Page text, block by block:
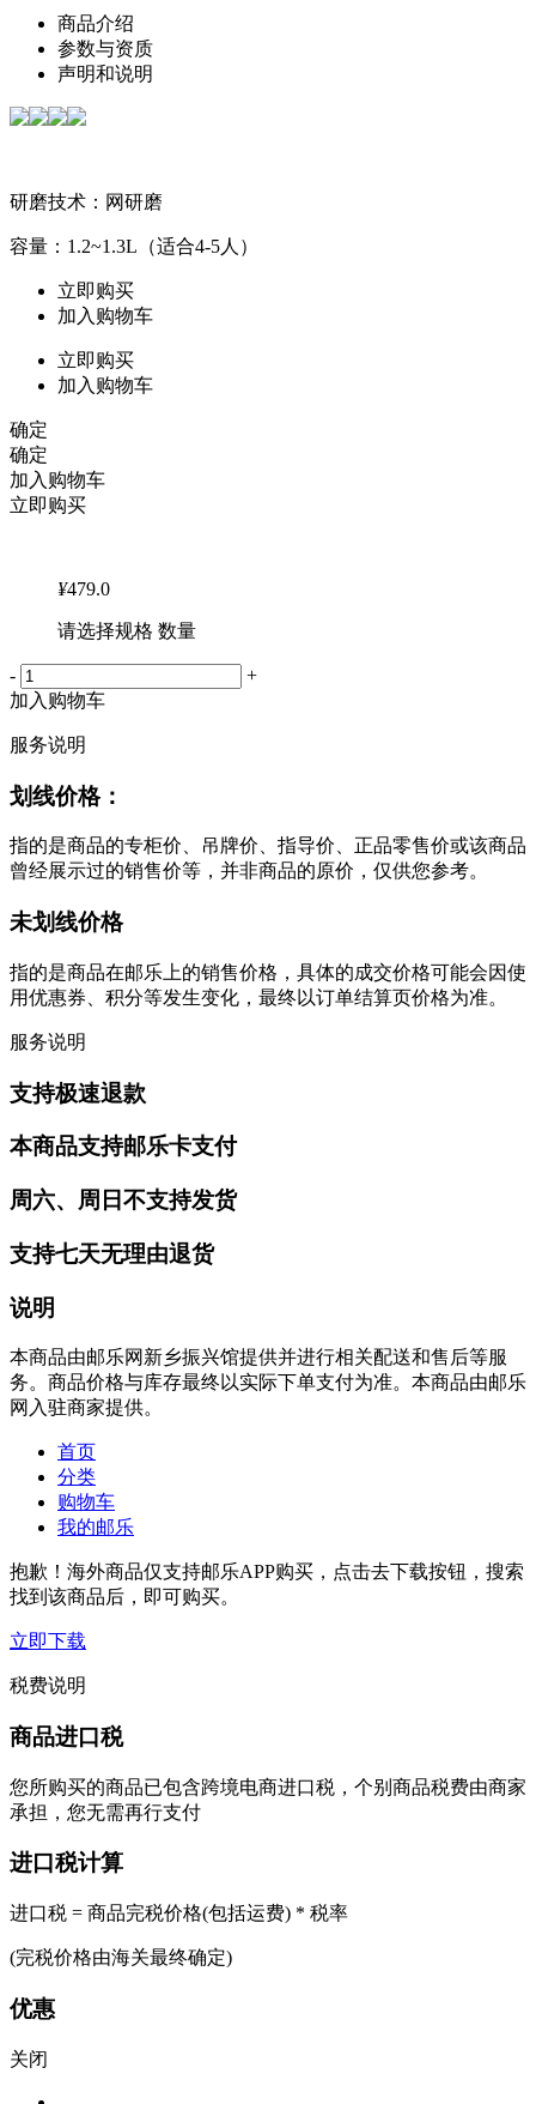
商品介绍
参数与资质
声明和说明
研磨技术：网研磨
容量：1.2~1.3L（适合4-5人）
立即购买
加入购物车
立即购买
加入购物车
确定
确定
加入购物车
立即购买
¥479.0
请选择规格 数量
-
+
加入购物车
服务说明
划线价格：
指的是商品的专柜价、吊牌价、指导价、正品零售价或该商品
曾经展示过的销售价等，并非商品的原价，仅供您参考。
未划线价格
指的是商品在邮乐上的销售价格，具体的成交价格可能会因使
用优惠券、积分等发生变化，最终以订单结算页价格为准。
服务说明
支持极速退款
本商品支持邮乐卡支付
周六、周日不支持发货
支持七天无理由退货
说明
本商品由邮乐网新乡振兴馆提供并进行相关配送和售后等服
务。商品价格与库存最终以实际下单支付为准。本商品由邮乐
网入驻商家提供。
首页
分类
购物车
我的邮乐
抱歉！海外商品仅支持邮乐APP购买，点击去下载按钮，搜索
找到该商品后，即可购买。
立即下载
税费说明
商品进口税
您所购买的商品已包含跨境电商进口税，个别商品税费由商家
承担，您无需再行支付
进口税计算
进口税 = 商品完税价格(包括运费) * 税率
(完税价格由海关最终确定)
优惠
关闭